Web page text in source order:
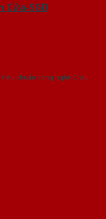
Cửa-SGD
chuẩn công nghệ Châu